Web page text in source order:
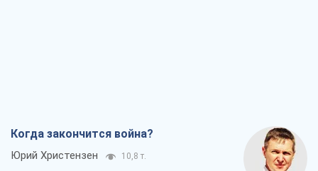
Когда закончится война?
Юрий Христензен 10,8 т.